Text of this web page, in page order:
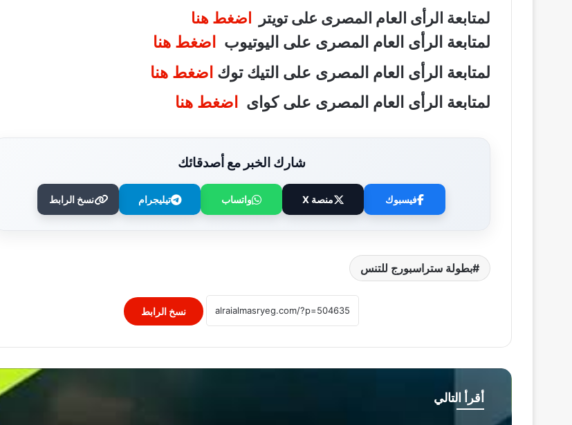
لمتابعة الرأى العام المصرى على تويتر اضغط هنا
لمتابعة الرأى العام المصرى على اليوتيوب
اضغط هنا
لمتابعة الرأى العام المصرى على التيك توك اضغط هنا
لمتابعة الرأى العام المصرى على كواى
اضغط هنا
شارك الخبر مع أصدقائك
فيسبوك منصة X واتساب تيليجرام نسخ الرابط
بطولة ستراسبورج للتنس
نسخ الرابط
أقرأ التالي
مصر تواجه الصين في ربع نهائي بطولة
للموسم الجديد